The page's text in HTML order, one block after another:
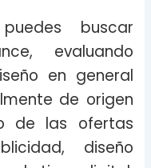
buscar
evaluando
en general
de origen
de las ofertas
diseño